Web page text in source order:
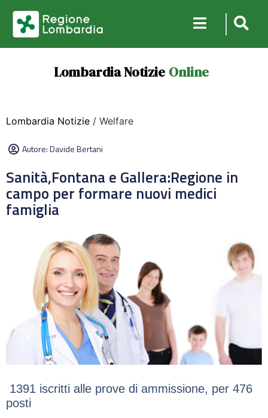
Lombardia Notizie Online
Lombardia Notizie / Welfare
Autore:Davide Bertani
Sanità,Fontana e Gallera:Regione in
campo per formare nuovi medici
famiglia
1391 iscritti alle prove di ammissione, per 476
posti